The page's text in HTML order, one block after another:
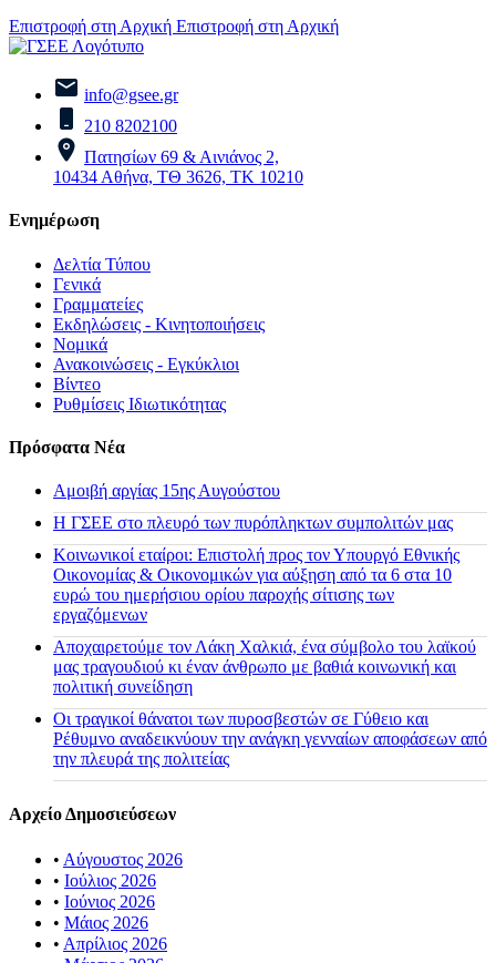
Επιστροφή στη Αρχική Επιστροφή στη Αρχική
info@gsee.gr
210 8202100
Πατησίων 69 & Αινιάνος 2,
10434 Αθήνα, ΤΘ 3626, ΤΚ 10210
Ενημέρωση
Δελτία Τύπου
Γενικά
Γραμματείες
Εκδηλώσεις - Κινητοποιήσεις
Νομικά
Ανακοινώσεις - Εγκύκλιοι
Βίντεο
Ρυθμίσεις Ιδιωτικότητας
Πρόσφατα Νέα
Αμοιβή αργίας 15ης Αυγούστου
H ΓΣΕΕ στο πλευρό των πυρόπληκτων συμπολιτών μας
Κοινωνικοί εταίροι: Επιστολή προς τον Υπουργό Εθνικής
Οικονομίας & Οικονομικών για αύξηση από τα 6 στα 10
ευρώ του ημερήσιου ορίου παροχής σίτισης των
εργαζόμενων
Αποχαιρετούμε τον Λάκη Χαλκιά, ένα σύμβολο του λαϊκού
μας τραγουδιού κι έναν άνθρωπο με βαθιά κοινωνική και
πολιτική συνείδηση
Οι τραγικοί θάνατοι των πυροσβεστών σε Γύθειο και
Ρέθυμνο αναδεικνύουν την ανάγκη γενναίων αποφάσεων από
την πλευρά της πολιτείας
Αρχείο Δημοσιεύσεων
• Αύγουστος 2026
• Ιούλιος 2026
• Ιούνιος 2026
• Μάιος 2026
• Απρίλιος 2026